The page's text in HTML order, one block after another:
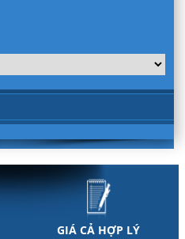
GIÁ CẢ HỢP LÝ